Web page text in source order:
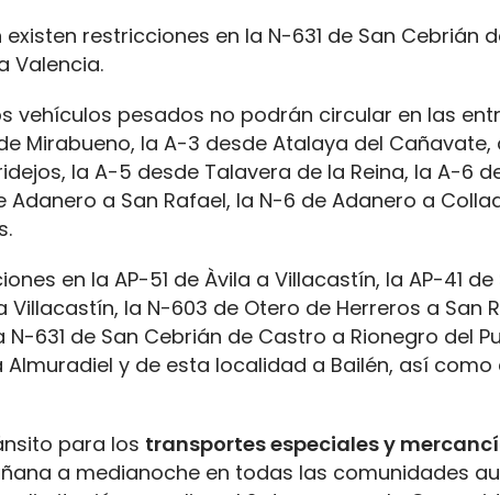
restricciones en la N-631 de San Cebrián
Valencia.
vehículos pesados no podrán circular en las
Mirabueno, la A-3 desde Atalaya del
la A-5 desde Talavera de la Reina, la A-6
Adanero a San Rafael, la N-6 de Adanero a
en la AP-51 de Àvila a Villacastín, la AP-41
Villacastín, la N-603 de Otero de Herreros a San
631 de San Cebrián de Castro a Rionegro del
y de esta localidad a Bailén, así
para los transportes especiales y
a medianoche en todas las comunidades